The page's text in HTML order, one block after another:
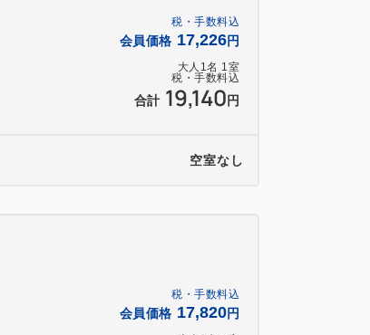
税・手数料込
会員価格 17,226円
大人 1名 1室
税・手数料込
合計 19,140 円
空室なし
税・手数料込
会員価格 17,820円